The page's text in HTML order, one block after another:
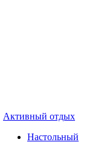
Активный отдых
Настольный